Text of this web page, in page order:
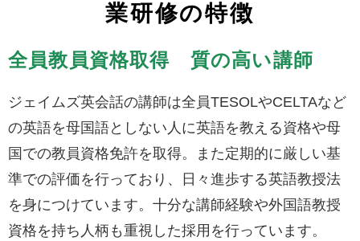
業研修の特徴
全員教員資格取得 質の高い講師
ジェイムズ英会話の講師は全員TESOLやCELTAなど
の英語を母国語としない人に英語を教える資格や母
国での教員資格免許を取得。また定期的に厳しい基
準での評価を行っており、日々進歩する英語教授法
を身につけています。十分な講師経験や外国語教授
資格を持ち人柄も重視した採用を行っています。